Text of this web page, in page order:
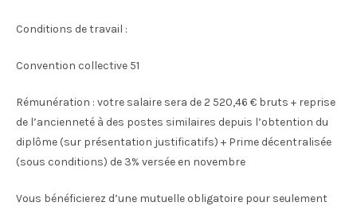
Conditions de travail :
Convention collective 51
Rémunération : votre salaire sera de 2 520,46 € bruts + reprise
de l’ancienneté à des postes similaires depuis l’obtention du
diplôme (sur présentation justificatifs) + Prime décentralisée
(sous conditions) de 3% versée en novembre
Vous bénéficierez d’une mutuelle obligatoire pour seulement